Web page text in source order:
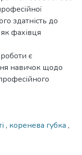
здатність до
як фахівця
є
навичок щодо
, коренева губка ,